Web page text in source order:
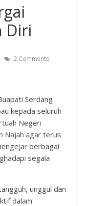
Diri
2 Comments
Serdang
kepada seluruh
Negeri
Najah agar terus
berbagai
segala
unggul dan
dalam